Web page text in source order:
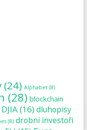
(24) Alphabet(8)
(28) blockchain
DJIA(16)dluhopisy
(8) drobní investoři